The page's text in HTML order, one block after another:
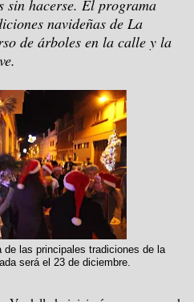
sin hacerse. El programa
navideñas de La
de árboles en la calle y la
de las principales tradiciones de la
será el 23 de diciembre.